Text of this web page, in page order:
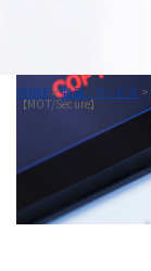
HOME >製品・サービス >
【MOT/Secure】